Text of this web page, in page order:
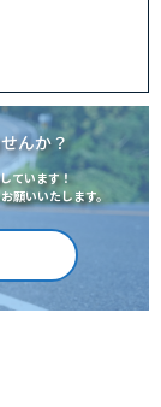
んか？
ています！
願いいたします。